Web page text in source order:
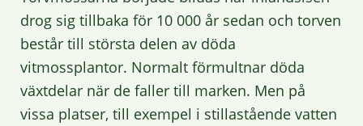
drog sig tillbaka för 10 000 år sedan och torven
består till största delen av döda
vitmossplantor. Normalt förmultnar döda
växtdelar när de faller till marken. Men på
vissa platser, till exempel i stillastående vatten